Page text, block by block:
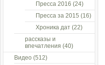
Пресса 2016 (24)
Пресса за 2015 (16)
Хроника дат (22)
рассказы и
впечатления (40)
Видео (512)